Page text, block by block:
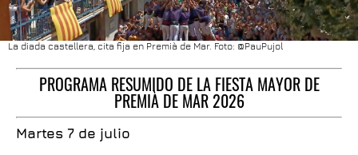
La diada castellera, cita fija en Premià de Mar. Foto: @PauPujol
PROGRAMA RESUMIDO DE LA FIESTA MAYOR DE
PREMIÀ DE MAR 2026
Martes 7 de julio